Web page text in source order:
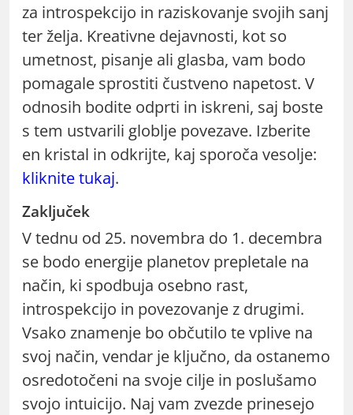
za introspekcijo in raziskovanje svojih sanj
ter želja. Kreativne dejavnosti, kot so
umetnost, pisanje ali glasba, vam bodo
pomagale sprostiti čustveno napetost. V
odnosih bodite odprti in iskreni, saj boste
s tem ustvarili globlje povezave. Izberite
en kristal in odkrijte, kaj sporoča vesolje:
kliknite tukaj.
Zaključek
V tednu od 25. novembra do 1. decembra
se bodo energije planetov prepletale na
način, ki spodbuja osebno rast,
introspekcijo in povezovanje z drugimi.
Vsako znamenje bo občutilo te vplive na
svoj način, vendar je ključno, da ostanemo
osredotočeni na svoje cilje in poslušamo
svojo intuicijo. Naj vam zvezde prinesejo